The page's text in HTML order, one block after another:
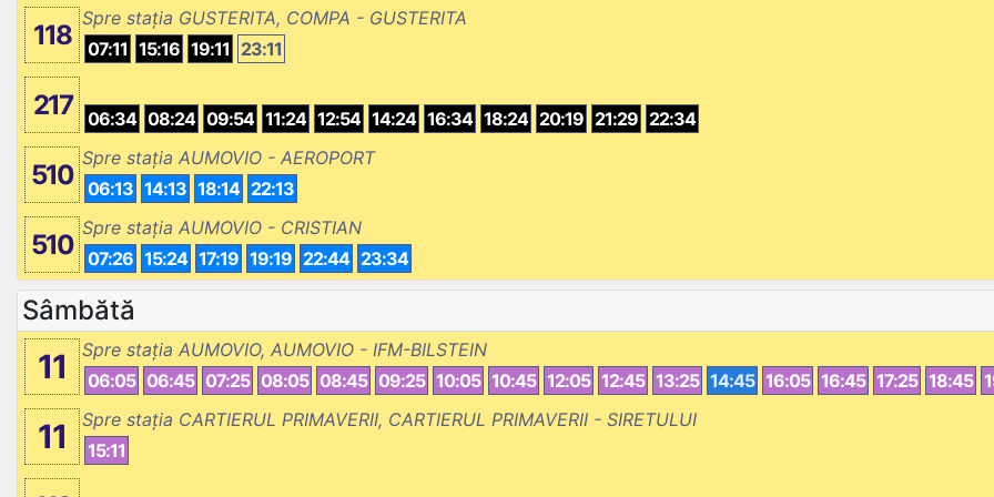
118
Spre stația GUSTERITA, COMPA - GUSTERITA
07:11 15:16 19:11 23:11
217 06:34 08:24 09:54 11:24 12:54 14:24 16:34 18:24 20:19 21:29 22:34
510
Spre stația AUMOVIO - AEROPORT
06:13 14:13 18:14 22:13
510
Spre stația AUMOVIO - CRISTIAN
07:26 15:24 17:19 19:19 22:44 23:34
Sâmbătă
11
Spre stația AUMOVIO, AUMOVIO - IFM-BILSTEIN
06:05 06:45 07:25 08:05 08:45 09:25 10:05 10:45 12:05 12:45 13:25 14:45 16:05 16:45 17:25 18:45
11
Spre stația CARTIERUL PRIMAVERII, CARTIERUL PRIMAVERII - SIRETULUI
15:11